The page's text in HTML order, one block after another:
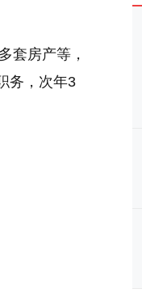
套房产等，
务，次年3